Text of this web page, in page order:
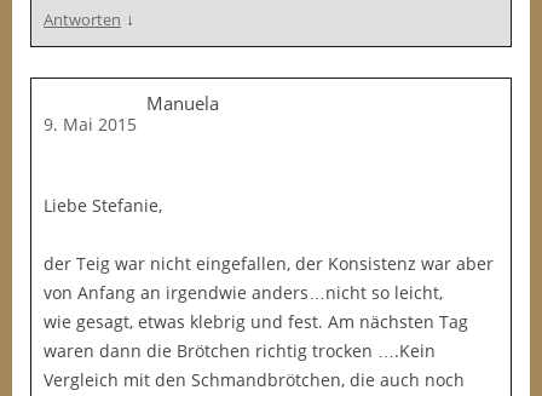
Antworten ↓
Manuela
9. Mai 2015
Liebe Stefanie,
der Teig war nicht eingefallen, der Konsistenz war aber
von Anfang an irgendwie anders…nicht so leicht,
wie gesagt, etwas klebrig und fest. Am nächsten Tag
waren dann die Brötchen richtig trocken ….Kein
Vergleich mit den Schmandbrötchen, die auch noch